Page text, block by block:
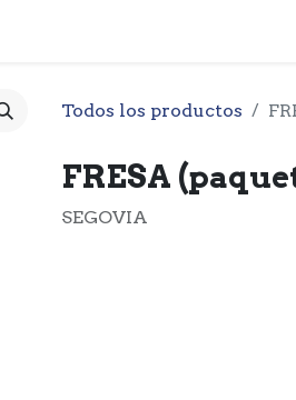
Todos los productos
FRESA
SEGOVIA